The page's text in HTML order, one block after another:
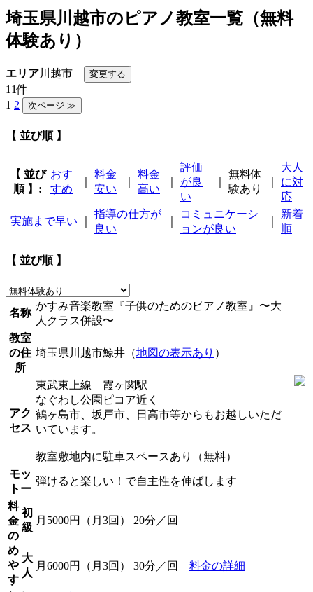
埼玉県川越市のピアノ教室一覧（無料
体験あり）
エリア川越市
11件
1 2
【 並び順 】
【 並び
順 】:
おす
すめ
料金
安い
料金
高い
評価
が良
い
無料体
験あり
大人
に対
応
実施まで早い
指導の仕方が
良い
コミュニケーシ
ョンが良い
新着
順
【 並び順 】
名称
かすみ音楽教室『子供のためのピアノ教室』〜大
人クラス併設〜
教室
の住
所
埼玉県川越市鯨井（地図の表示あり ）
アク
セス
東武東上線 霞ヶ関駅
なぐわし公園ピコア近く
鶴ヶ島市、坂戸市、日高市等からもお越しいただ
いています。
教室敷地内に駐車スペースあり（無料）
モッ
トー
弾けると楽しい！で自主性を伸ばします
料
金
の
め
や
す
初
級
月5000円（月3回） 20分／回
大
人
月6000円（月3回） 30分／回 料金の詳細